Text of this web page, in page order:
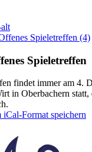
Spieletreffen (4)
Spieletreffen
findet immer am 4.
in Oberbachern
iCal-Format speichern